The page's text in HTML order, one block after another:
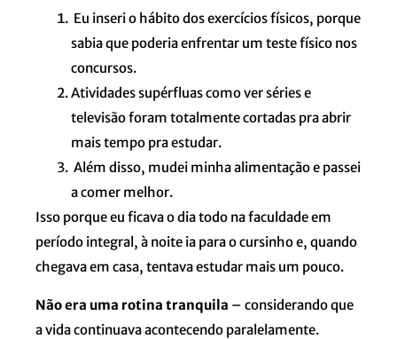
Eu inseri o hábito dos exercícios físicos, porque
sabia que poderia enfrentar um teste físico nos
concursos.
Atividades supérfluas como ver séries e
televisão foram totalmente cortadas pra abrir
mais tempo pra estudar.
Além disso, mudei minha alimentação e passei
a comer melhor.
Isso porque eu ficava o dia todo na faculdade em
período integral, à noite ia para o cursinho e, quando
chegava em casa, tentava estudar mais um pouco.
Não era uma rotina tranquila – considerando que
a vida continuava acontecendo paralelamente.